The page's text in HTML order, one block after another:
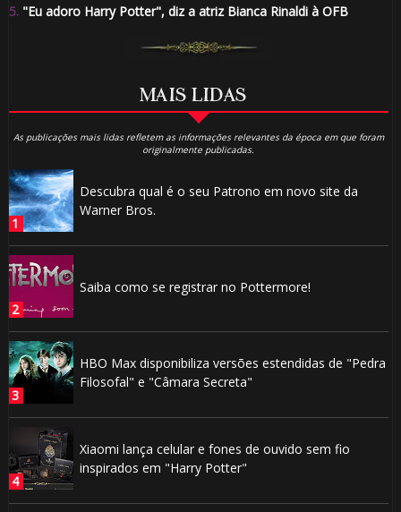
5."Eu adoro Harry Potter", diz a atriz Bianca Rinaldi à OFB
MAIS LIDAS
As publicações mais lidas refletem as informações relevantes da época em que foram
originalmente publicadas.
Descubra qual é o seu Patrono em novo site da
Warner Bros.
Saiba como se registrar no Pottermore!
HBO Max disponibiliza versões estendidas de "Pedra
Filosofal" e "Câmara Secreta"
Xiaomi lança celular e fones de ouvido sem fio
inspirados em "Harry Potter"